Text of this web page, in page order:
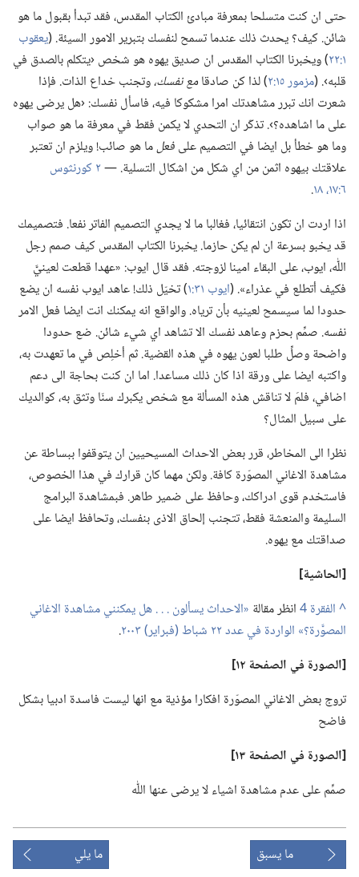
حتى ان كنت متسلحا بمعرفة مبادئ الكتاب المقدس،‏ فقد تبدأ بقبول ما هو
شائن.‏ كيف؟‏ يحدث ذلك عندما تسمح لنفسك بتبرير الامور السيئة.‏ (‏يعقوب
١:‏٢٢
‏)‏ ويخبرنا الكتاب المقدس ان صديق يهوه هو شخص ‹يتكلم بالصدق في
قلبه›.‏ (‏مزمور ١٥:‏٢ ‏)‏ لذا كن صادقامع نفسك،‏وتجنب خداع الذات.‏ فإذا
شعرت انك تبرر مشاهدتك امرا مشكوكا فيه،‏ فاسأل نفسك:‏ ‹هل يرضى يهوه
على ما اشاهده؟‏›.‏ تذكّر ان التحدي لا يكمن فقط في معرفة ما هو صواب
وما هو خطأ بل ايضا في التصميم علىفعلما هو صائب!‏ ويلزم ان تعتبر
علاقتك بيهوه اثمن من اي شكل من اشكال التسلية.‏ —‏ ٢ كورنثوس
٦:‏١٧،‏ ١٨
‏.‏
اذا اردت ان تكون انتقائيا،‏ فغالبا ما لا يجدي التصميم الفاتر نفعا.‏ فتصميمك
قد يخبو بسرعة ان لم يكن حازما.‏ يخبرنا الكتاب المقدس كيف صمم رجل
اللّٰه،‏ ايوب،‏ على البقاء امينا لزوجته.‏ فقد قال ايوب:‏ «عهدا قطعت لعينيَّ
فكيف أتطلع في عذراء».‏ (‏ايوب ٣١:‏١
‏)‏ تخيّل ذلك!‏ عاهد ايوب نفسه ان يضع
حدودا لما سيسمح لعينيه بأن ترياه.‏ والواقع انه يمكنك انت ايضا فعل الامر
نفسه.‏ صمِّم بحزم وعاهد نفسك الا تشاهد اي شيء شائن.‏ ضع حدودا
واضحة وصلِّ طلبا لعون يهوه في هذه القضية.‏ ثم أخلِص في ما تعهدت به،‏
واكتبه ايضا على ورقة اذا كان ذلك مساعدا.‏ اما ان كنت بحاجة الى دعم
اضافي،‏ فلمَ لا تناقش هذه المسألة مع شخص يكبرك سنّا وتثق به،‏ كوالديك
على سبيل المثال؟‏
نظرا الى المخاطر،‏ قرر بعض الاحداث المسيحيين ان يتوقفوا ببساطة عن
مشاهدة الاغاني المصوّرة كافة.‏ ولكن مهما كان قرارك في هذا الخصوص،‏
فاستخدم قوى ادراكك،‏ وحافظ على ضمير طاهر.‏ فبمشاهدة البرامج
السليمة والمنعشة فقط،‏ تتجنب إلحاق الاذى بنفسك،‏ وتحافظ ايضا على
صداقتك مع يهوه.‏
‏[الحاشية]‏
^
انظر مقالة ‏«الاحداث يسألون .‏ .‏ .‏ هل يمكنني مشاهدة الاغاني
المصوَّرة؟‏» الواردة في عدد ٢٢ شباط (‏فبراير)‏ ٢٠٠٣
‏.‏
‏[الصورة في الصفحة ١٢]‏
تروج بعض الاغاني المصوّرة افكارا مؤذية مع انها ليست فاسدة ادبيا بشكل
فاضح
‏[الصورة في الصفحة ١٣]‏
صمِّم على عدم مشاهدة اشياء لا يرضى عنها اللّٰه
ما يسبق ما يلي